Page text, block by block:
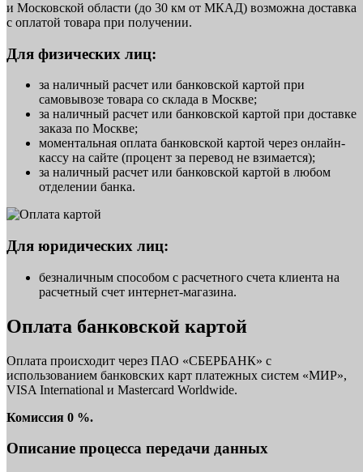
и Московской области (до 30 км от МКАД) возможна доставка
с оплатой товара при получении.
Для физических лиц:
за наличный расчет или банковской картой при
самовывозе товара со склада в Москве;
за наличный расчет или банковской картой при доставке
заказа по Москве;
моментальная оплата банковской картой через онлайн-
кассу на сайте (процент за перевод не взимается);
за наличный расчет или банковской картой в любом
отделении банка.
Для юридических лиц:
безналичным способом с расчетного счета клиента на
расчетный счет интернет-магазина.
Оплата банковской картой
Оплата происходит через ПАО «СБЕРБАНК» с
использованием банковских карт платежных систем «МИР»,
VISA International и Mastercard Worldwide.
Комиссия 0 %.
Описание процесса передачи данных